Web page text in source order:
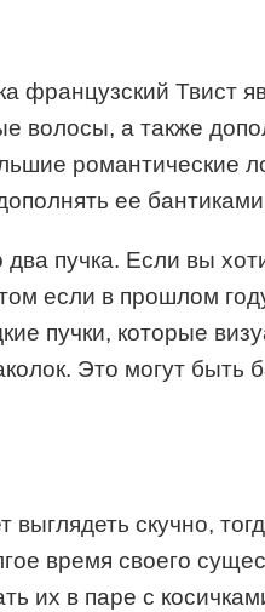
французский Твист
волосы, а также
романтические
ее
пучка. Если вы
если в прошлом
пучки, которые
Это могут
выглядеть скучно,
время своего
их в паре с